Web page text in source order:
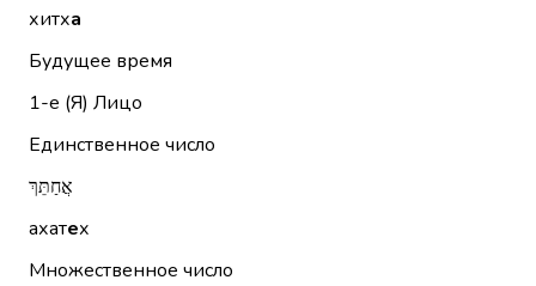
хитха
Будущее время
1-е (Я) Лицо
Единственное число
אֲחַתֵּךְ
ахатех
Множественное число